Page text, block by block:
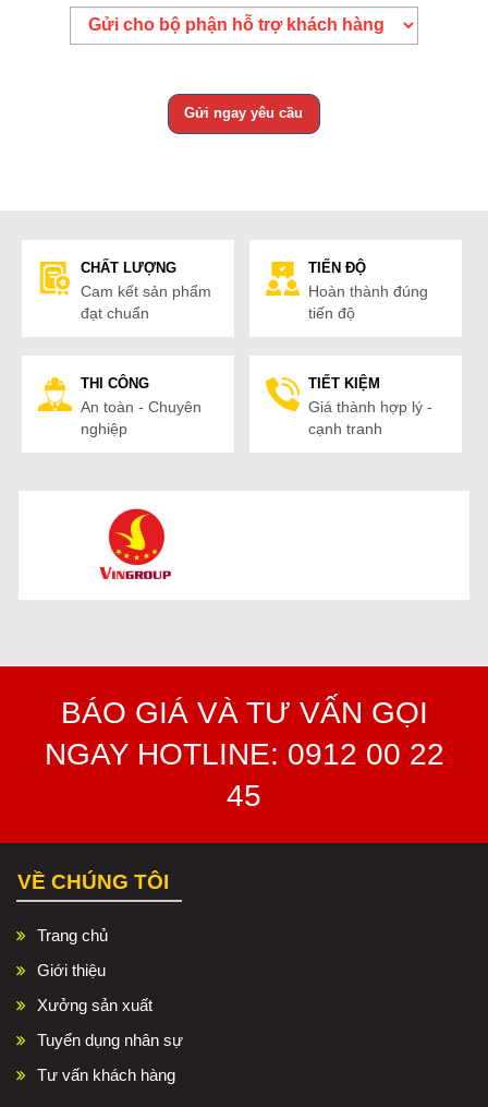
CHẤT LƯỢNG
Cam kết sản phẩm
đạt chuẩn
TIẾN ĐỘ
Hoàn thành đúng
tiến độ
THI CÔNG
An toàn - Chuyên
nghiệp
TIẾT KIỆM
Giá thành hợp lý -
cạnh tranh
BÁO GIÁ VÀ TƯ VẤN GỌI
NGAY HOTLINE: 0912 00 22
45
VỀ CHÚNG TÔI
Trang chủ
Giới thiệu
Xưởng sản xuất
Tuyển dụng nhân sự
Tư vấn khách hàng